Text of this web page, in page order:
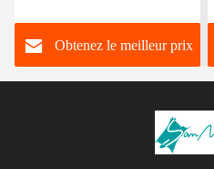
décoloration 3DTC6038
Obtenez le meilleur prix